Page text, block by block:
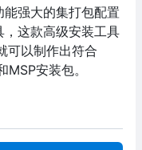
强大的集打包配置
这款高级安装工具
可以制作出符合
安装包。